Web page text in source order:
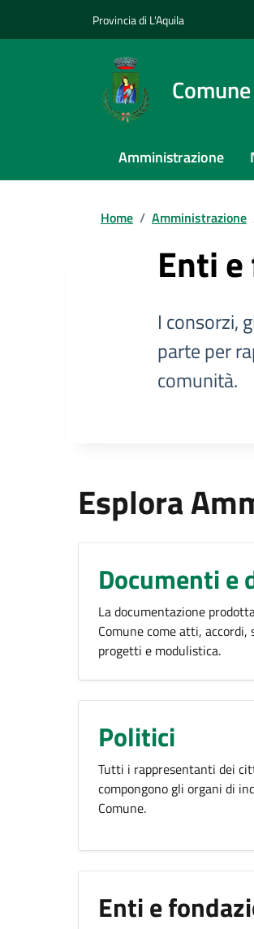
Provincia di L'Aquila
Amministrazione
Home / Amministrazione
Enti
I consorzi,
parte per
comunità.
Esplora
Documenti e
La documentazione
Comune come atti,
progetti e modulistica.
Politici
Tutti i rappresentanti dei
compongono gli organi di
Comune.
Enti e